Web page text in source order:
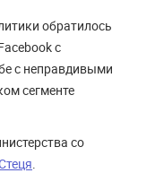
обратилось
с
с неправдивыми
сегменте
со
.